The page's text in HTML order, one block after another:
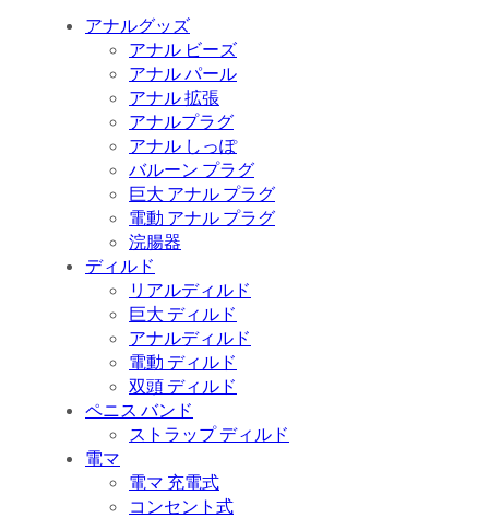
アナルグッズ
アナル ビーズ
アナル パール
アナル 拡張
アナルプラグ
アナル しっぽ
バルーン プラグ
巨大 アナル プラグ
電動 アナル プラグ
浣腸器
ディルド
リアルディルド
巨大 ディルド
アナルディルド
電動 ディルド
双頭 ディルド
ペニス バンド
ストラップ ディルド
電マ
電マ 充電式
コンセント式